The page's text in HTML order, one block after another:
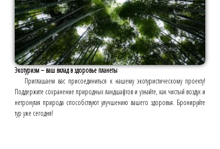
Экотуризм – ваш вклад в здоровье планеты
Приглашаем вас присоединиться к нашему экотуристическому проекту!
Поддержите сохранение природных ландшафтов и узнайте, как чистый воздух и
нетронутая природа способствуют улучшению вашего здоровья. Бронируйте
тур уже сегодня!